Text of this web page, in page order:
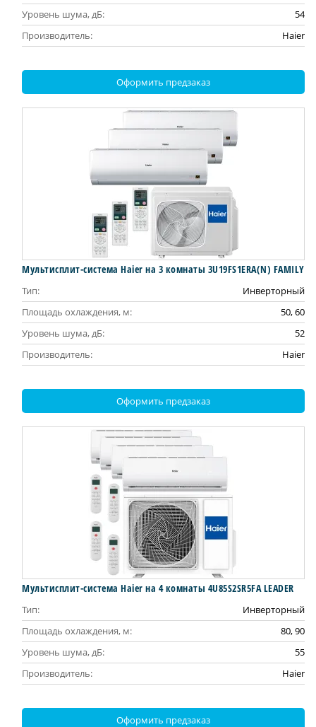
Уровень шума, дБ:
54
Производитель:
Haier
Оформить предзаказ
Мультисплит-система Haier на 3 комнаты 3U19FS1ERA(N) FAMILY
Тип:
Инверторный
Площадь охлаждения, м:
50, 60
Уровень шума, дБ:
52
Производитель:
Haier
Оформить предзаказ
Мультисплит-система Haier на 4 комнаты 4U85S2SR5FA LEADER
Тип:
Инверторный
Площадь охлаждения, м:
80, 90
Уровень шума, дБ:
55
Производитель:
Haier
Оформить предзаказ